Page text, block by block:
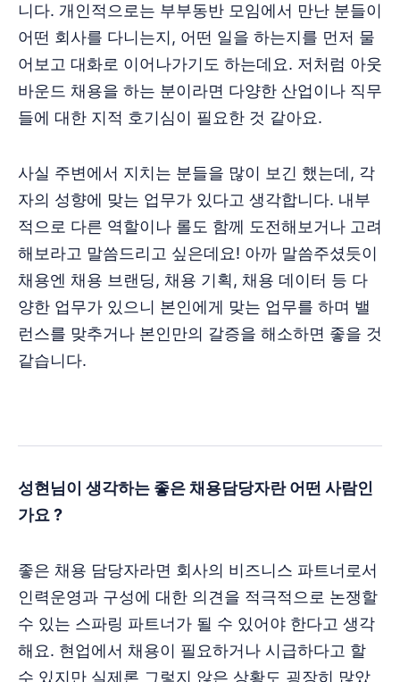
니다. 개인적으로는 부부동반 모임에서 만난 분들이
어떤 회사를 다니는지, 어떤 일을 하는지를 먼저 물
어보고 대화로 이어나가기도 하는데요. 저처럼 아웃
바운드 채용을 하는 분이라면 다양한 산업이나 직무
들에 대한 지적 호기심이 필요한 것 같아요.
사실 주변에서 지치는 분들을 많이 보긴 했는데, 각
자의 성향에 맞는 업무가 있다고 생각합니다. 내부
적으로 다른 역할이나 롤도 함께 도전해보거나 고려
해보라고 말씀드리고 싶은데요! 아까 말씀주셨듯이
채용엔 채용 브랜딩, 채용 기획, 채용 데이터 등 다
양한 업무가 있으니 본인에게 맞는 업무를 하며 밸
런스를 맞추거나 본인만의 갈증을 해소하면 좋을 것
같습니다.
성현님이 생각하는 좋은 채용담당자란 어떤 사람인
가요 ?
좋은 채용 담당자라면 회사의 비즈니스 파트너로서
인력운영과 구성에 대한 의견을 적극적으로 논쟁할
수 있는 스파링 파트너가 될 수 있어야 한다고 생각
해요. 현업에서 채용이 필요하거나 시급하다고 할
수 있지만 실제론 그렇지 않은 상황도 굉장히 많았